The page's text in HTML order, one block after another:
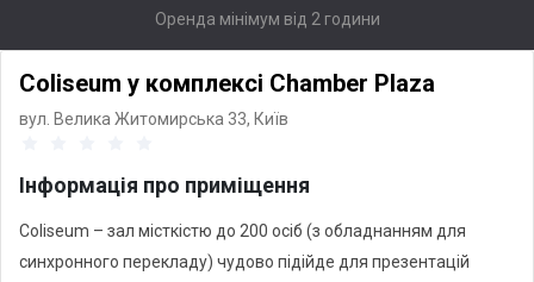
Оренда мінімум від 2 години
Coliseum у комплексі Chamber Plaza
вул. Велика Житомирська 33, Київ
Інформація про приміщення
Coliseum – зал місткістю до 200 осіб (з обладнанням для
синхронного перекладу) чудово підійде для презентацій